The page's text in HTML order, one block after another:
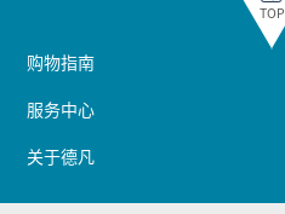
TOP
购物指南
服务中心
关于德凡